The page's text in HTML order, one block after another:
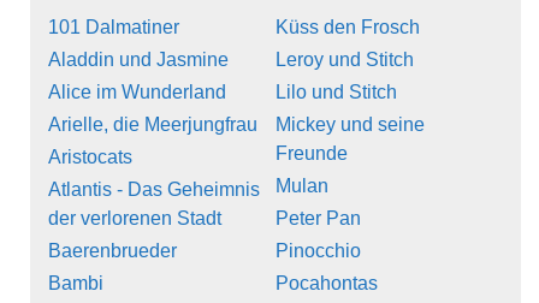
101 Dalmatiner
Aladdin und Jasmine
Alice im Wunderland
Arielle, die Meerjungfrau
Aristocats
Atlantis - Das Geheimnis
der verlorenen Stadt
Baerenbrueder
Bambi
Küss den Frosch
Leroy und Stitch
Lilo und Stitch
Mickey und seine
Freunde
Mulan
Peter Pan
Pinocchio
Pocahontas